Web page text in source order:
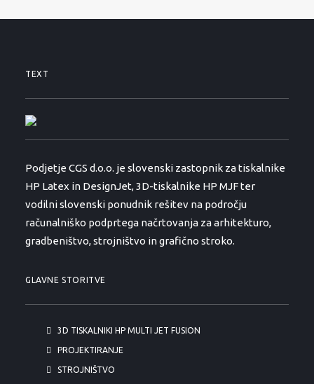
SEARCH
TEXT
Podjetje CGS d.o.o. je slovenski zastopnik za tiskalnike
HP Latex in DesignJet, 3D-tiskalnike HP MJF ter
vodilni slovenski ponudnik rešitev na področju
računalniško podprtega načrtovanja za arhitekturo,
gradbeništvo, strojništvo in grafično stroko.
GLAVNE STORITVE
3D TISKALNIKI HP MULTI JET FUSION
PROJEKTIRANJE
STROJNIŠTVO